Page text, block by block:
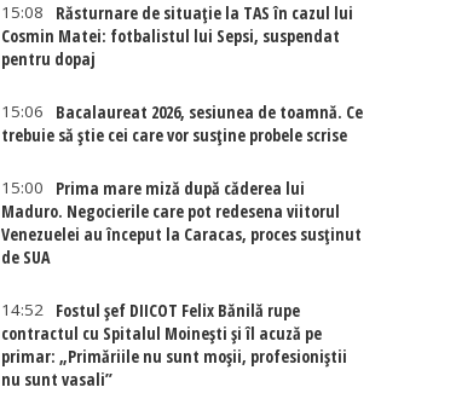
15:08
Răsturnare de situație la TAS în cazul lui
Cosmin Matei: fotbalistul lui Sepsi, suspendat
pentru dopaj
15:06
Bacalaureat 2026, sesiunea de toamnă. Ce
trebuie să știe cei care vor susține probele scrise
15:00
Prima mare miză după căderea lui
Maduro. Negocierile care pot redesena viitorul
Venezuelei au început la Caracas, proces susținut
de SUA
14:52
Fostul șef DIICOT Felix Bănilă rupe
contractul cu Spitalul Moinești și îl acuză pe
primar: „Primăriile nu sunt moșii, profesioniștii
nu sunt vasali”